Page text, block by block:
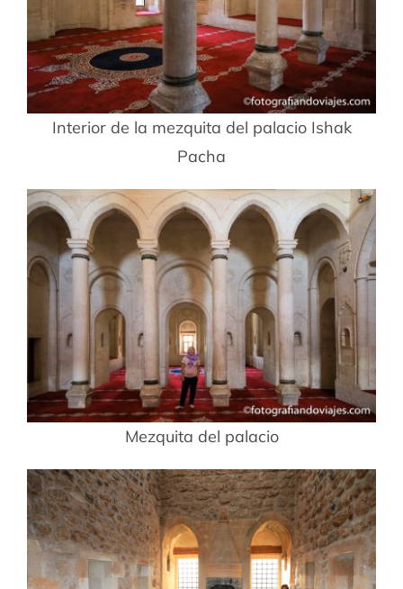
Interior de la mezquita del palacio Ishak
Pacha
Mezquita del palacio